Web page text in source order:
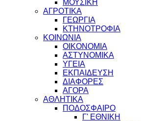
ΜΟΥΣΙΚΗ
ΑΓΡΟΤΙΚΑ
ΓΕΩΡΓΙΑ
ΚΤΗΝΟΤΡΟΦΙΑ
ΚΟΙΝΩΝΙΑ
ΟΙΚΟΝΟΜΙΑ
ΑΣΤΥΝΟΜΙΚΑ
ΥΓΕΙΑ
ΕΚΠΑΙΔΕΥΣΗ
ΔΙΑΦΟΡΕΣ
ΑΓΟΡΑ
ΑΘΛΗΤΙΚΑ
ΠΟΔΟΣΦΑΙΡΟ
Γ' ΕΘΝΙΚΗ